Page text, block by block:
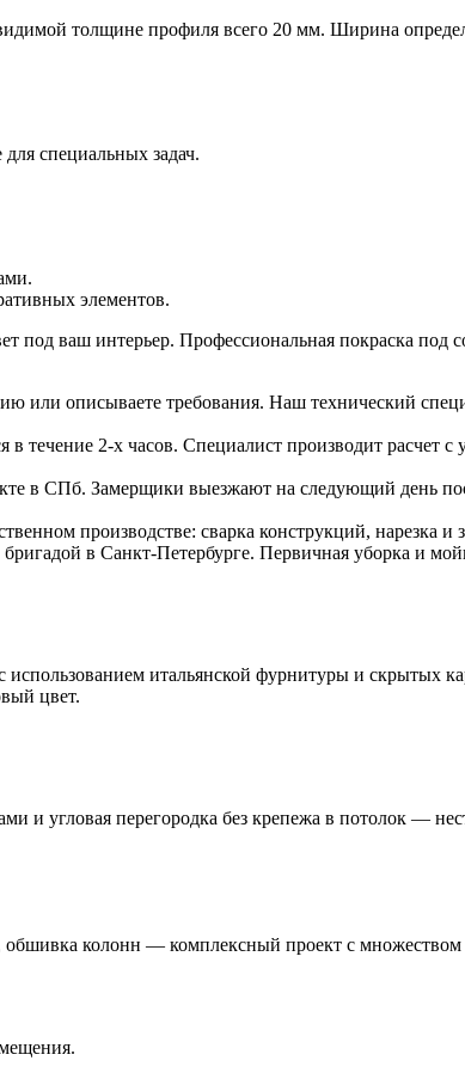
толщине профиля всего 20 мм. Ширина
специальных задач.
элементов.
ваш интерьер. Профессиональная покраска под
или описываете требования. Наш технический
течение 2-х часов. Специалист производит расчет
в СПб. Замерщики выезжают на следующий день
производстве: сварка конструкций, нарезка и
в Санкт-Петербурге. Первичная уборка и
итальянской фурнитуры и скрытых
цвет.
и угловая перегородка без крепежа в потолок —
колонн — комплексный проект с